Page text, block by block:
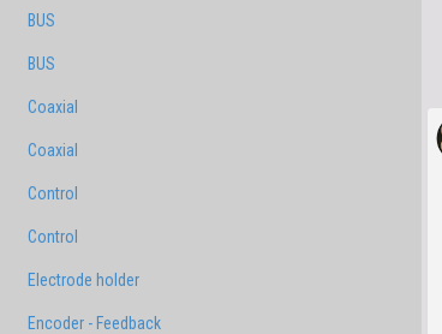
BUS
BUS
Coaxial
Coaxial
Control
Control
Electrode holder
Encoder - Feedback